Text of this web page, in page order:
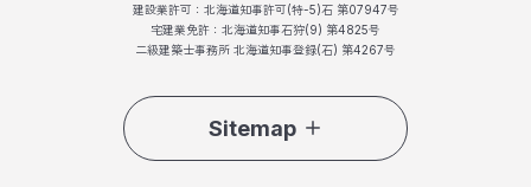
建設業許可：北海道知事許可(特-5)石 第07947号
宅建業免許：北海道知事石狩(9) 第4825号
二級建築士事務所 北海道知事登録(石) 第4267号
Sitemap